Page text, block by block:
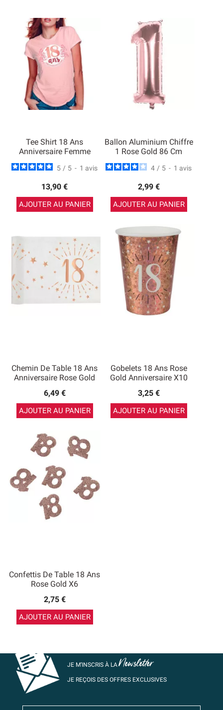
Tee Shirt 18 Ans
Anniversaire Femme
5 / 5 - 1 avis
13,90 €
AJOUTER AU PANIER
Ballon Aluminium Chiffre
1 Rose Gold 86 Cm
4 / 5 - 1 avis
2,99 €
AJOUTER AU PANIER
Chemin De Table 18 Ans
Anniversaire Rose Gold
6,49 €
AJOUTER AU PANIER
Gobelets 18 Ans Rose
Gold Anniversaire X10
3,25 €
AJOUTER AU PANIER
Confettis De Table 18 Ans
Rose Gold X6
2,75 €
AJOUTER AU PANIER
JE M’INSCRIS À LANewsletter
JE REÇOIS DES OFFRES EXCLUSIVES